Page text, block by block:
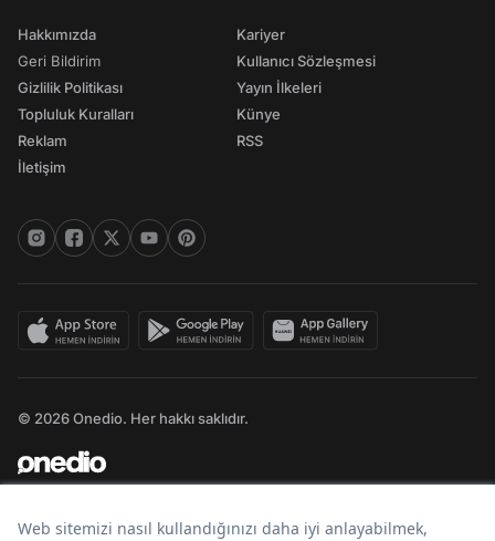
Hakkımızda
Geri Bildirim
Gizlilik Politikası
Topluluk Kuralları
Reklam
İletişim
Kariyer
Kullanıcı Sözleşmesi
Yayın İlkeleri
Künye
RSS
© 2026 Onedio. Her hakkı saklıdır.